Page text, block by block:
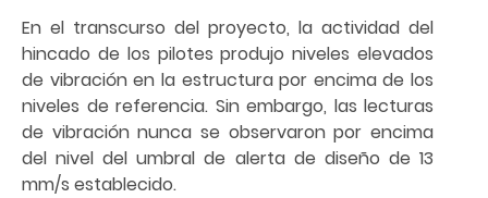
En el transcurso del proyecto, la actividad del
hincado de los pilotes produjo niveles elevados
de vibración en la estructura por encima de los
niveles de referencia. Sin embargo, las lecturas
de vibración nunca se observaron por encima
del nivel del umbral de alerta de diseño de 13
mm/s establecido.